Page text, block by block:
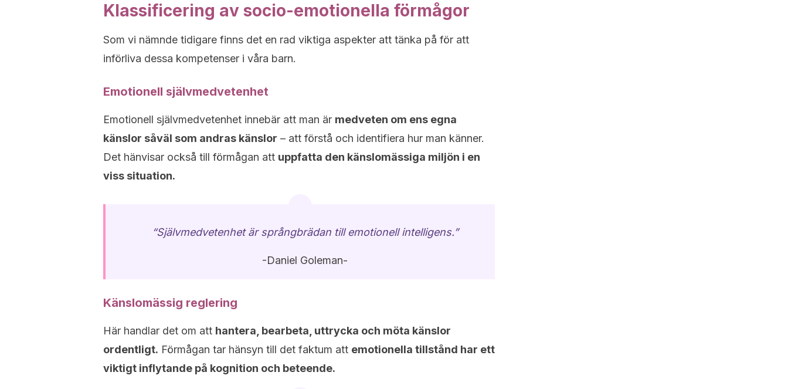
Klassificering av socio-emotionella förmågor
Som vi nämnde tidigare finns det en rad viktiga aspekter att tänka på för att
införliva dessa kompetenser i våra barn.
Emotionell självmedvetenhet
Emotionell självmedvetenhet innebär att man är medveten om ens egna
känslor såväl som andras känslor – att förstå och identifiera hur man känner.
Det hänvisar också till förmågan att uppfatta den känslomässiga miljön i en
viss situation.
“Självmedvetenhet är språngbrädan till emotionell intelligens.”
-Daniel Goleman-
Känslomässig reglering
Här handlar det om att hantera, bearbeta, uttrycka och möta känslor
ordentligt. Förmågan tar hänsyn till det faktum att emotionella tillstånd har ett
viktigt inflytande på kognition och beteende.